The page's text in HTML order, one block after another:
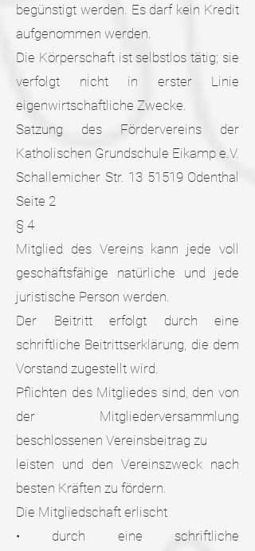
begünstigt werden. Es darf kein Kredit
aufgenommen werden.
Die Körperschaft ist selbstlos tätig; sie
verfolgt nicht in erster Linie
eigenwirtschaftliche Zwecke.
Satzung des Fördervereins der
Katholischen Grundschule Eikamp e.V.
Schallemicher Str. 13 51519 Odenthal
Seite 2
§ 4
Mitglied des Vereins kann jede voll
geschäftsfähige natürliche und jede
juristische Person werden.
Der Beitritt erfolgt durch eine
schriftliche Beitrittserklärung, die dem
Vorstand zugestellt wird.
Pflichten des Mitgliedes sind, den von
der Mitgliederversammlung
beschlossenen Vereinsbeitrag zu
leisten und den Vereinszweck nach
besten Kräften zu fördern.
Die Mitgliedschaft erlischt
• durch eine schriftliche